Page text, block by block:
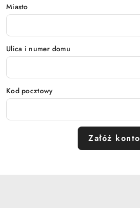
Miasto
Ulica i numer domu
Kod pocztowy
Załóż konto